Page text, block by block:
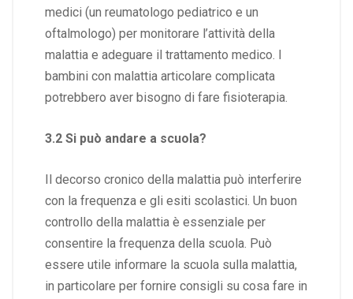
medici (un reumatologo pediatrico e un
oftalmologo) per monitorare l’attività della
malattia e adeguare il trattamento medico. I
bambini con malattia articolare complicata
potrebbero aver bisogno di fare fisioterapia.
3.2 Si può andare a scuola?
Il decorso cronico della malattia può interferire
con la frequenza e gli esiti scolastici. Un buon
controllo della malattia è essenziale per
consentire la frequenza della scuola. Può
essere utile informare la scuola sulla malattia,
in particolare per fornire consigli su cosa fare in